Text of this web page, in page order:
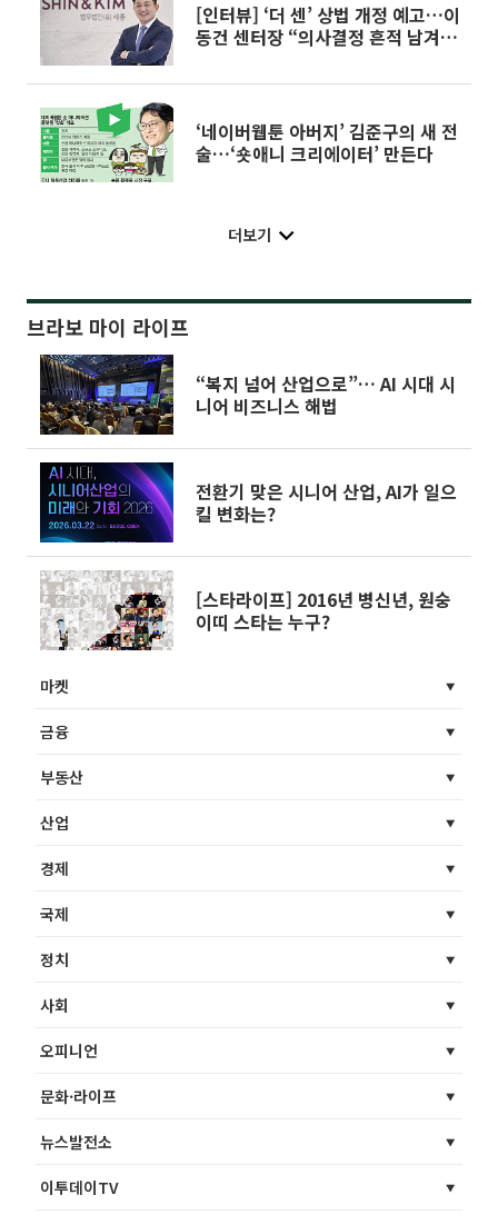
[인터뷰] ‘더 센’ 상법 개정 예고…이
동건 센터장 “의사결정 흔적 남겨야
‘네이버웹툰 아버지’ 김준구의 새 전
술…‘숏애니 크리에이터’ 만든다
더보기
브라보 마이 라이프
“복지 넘어 산업으로”… AI 시대 시
니어 비즈니스 해법
전환기 맞은 시니어 산업, AI가 일으
킬 변화는?
[스타라이프] 2016년 병신년, 원숭
이띠 스타는 누구?
마켓
금융
부동산
산업
경제
국제
정치
사회
오피니언
문화·라이프
뉴스발전소
이투데이TV